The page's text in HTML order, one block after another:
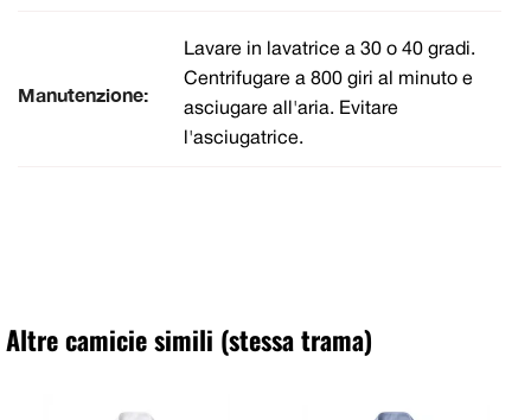
Manutenzione:
Lavare in lavatrice a 30 o 40 gradi.
Centrifugare a 800 giri al minuto e
asciugare all'aria. Evitare
l'asciugatrice.
Altre camicie simili (stessa trama)